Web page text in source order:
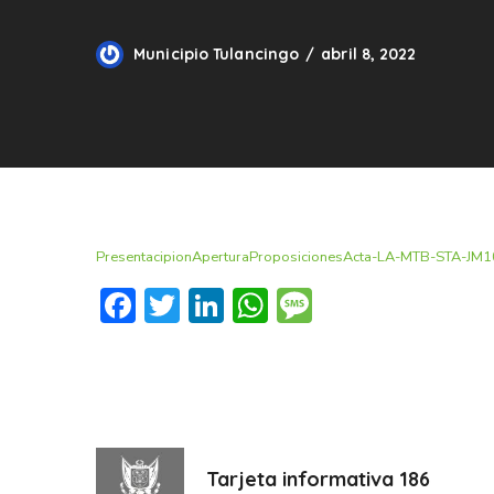
Municipio Tulancingo abril 8, 2022
PresentacipionAperturaProposicionesActa-LA-MTB-STA-
Facebook
Twitter
LinkedIn
WhatsApp
Tarjeta informativa 186